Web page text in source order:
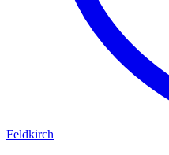
Feldkirch